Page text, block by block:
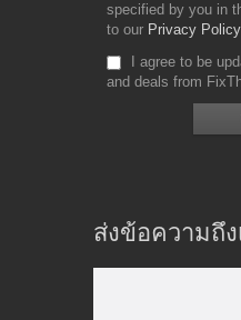
specified by you in
to our Privacy Policy
I agree to be
and deals from
ส่งข้อความถึง